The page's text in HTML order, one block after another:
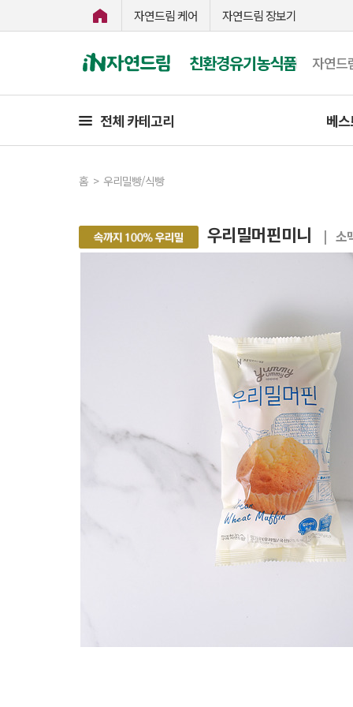
자연드림 케어 자연드림 장보기
친환경유기농식품 자연드
전체 카테고리 베
홈 > 우리밀빵/식빵
우리밀머핀미니 | 소